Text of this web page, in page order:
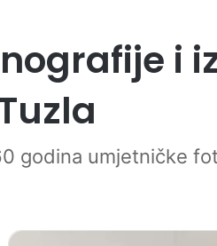
i
godina umjetničke